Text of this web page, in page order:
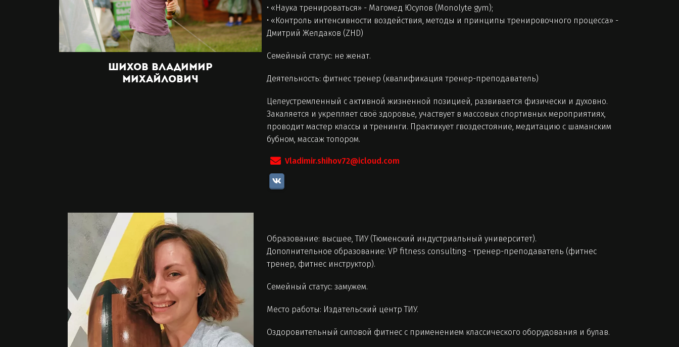
Шихов Владимир
Михайлович
• «Наука тренироваться» - Магомед Юсупов (Monolyte gym);
• «Контроль интенсивности воздействия, методы и принципы тренировочного процесса» -
Дмитрий Желдаков (ZHD)
Семейный статус: не женат.
Деятельность: фитнес тренер (квалификация тренер-преподаватель)
Целеустремленный с активной жизненной позицией, развивается физически и духовно.
Закаляется и укрепляет своё здоровье, участвует в массовых спортивных мероприятиях,
проводит мастер классы и тренинги. Практикует гвоздестояние, медитацию с шаманским
бубном, массаж топором.
Vladimir.shihov72@icloud.com
Образование: высшее, ТИУ (Тюменский индустриальный университет).
Дополнительное образование: VP fitness consulting - тренер-преподаватель (фитнес
тренер, фитнес инструктор).
Семейный статус: замужем.
Место работы: Издательский центр ТИУ.
Оздоровительный силовой фитнес с применением классического оборудования и булав.